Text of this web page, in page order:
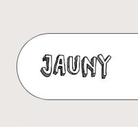
content
J